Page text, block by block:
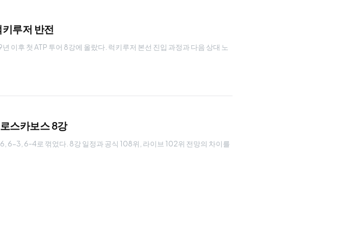
루저 반전
후 첫 ATP 투어 8강에 올랐다. 럭키루저 본선 진입 과정과 다음 상대 노
스카보스 8강
6-3, 6-4로 꺾었다. 8강 일정과 공식 108위, 라이브 102위 전망의 차이를